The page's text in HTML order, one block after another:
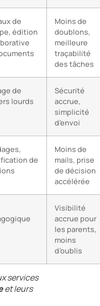
de
édition
Moins de
doublons,
meilleure
traçabilité
des tâches
de
lourds
Sécurité
accrue,
simplicité
d’envoi
de
Moins de
mails, prise
de décision
accélérée
Visibilité
accrue pour
les parents,
moins
d’oublis
services
et leurs